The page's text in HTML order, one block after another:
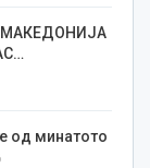
МАКЕДОНИЈА
од минатото